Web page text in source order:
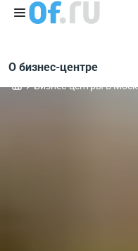
О бизнес-центре
Бизнес-центры в